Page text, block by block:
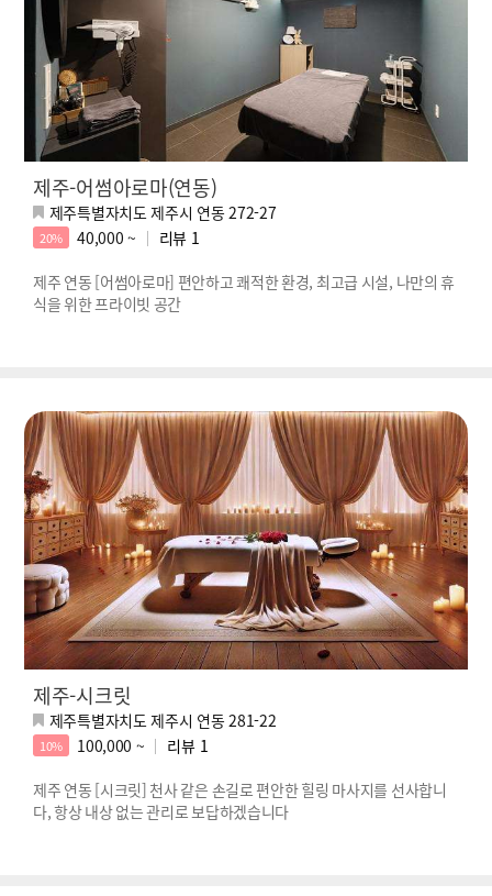
제주-어썸아로마(연동)
제주특별자치도 제주시 연동 272-27
20% 40,000 ~ 리뷰 1
제주 연동 [어썸아로마] 편안하고 쾌적한 환경, 최고급 시설, 나만의 휴
식을 위한 프라이빗 공간
제주-시크릿
제주특별자치도 제주시 연동 281-22
10% 100,000 ~ 리뷰 1
제주 연동 [시크릿] 천사 같은 손길로 편안한 힐링 마사지를 선사합니
다, 항상 내상 없는 관리로 보답하겠습니다